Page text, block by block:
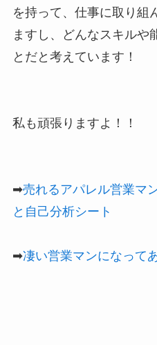
を持って、仕事に取り組
ますし、どんなスキルや
とだと考えています！
私も頑張りますよ！！
➡売れるアパレル営業マ
と自己分析シート
➡凄い営業マンになって